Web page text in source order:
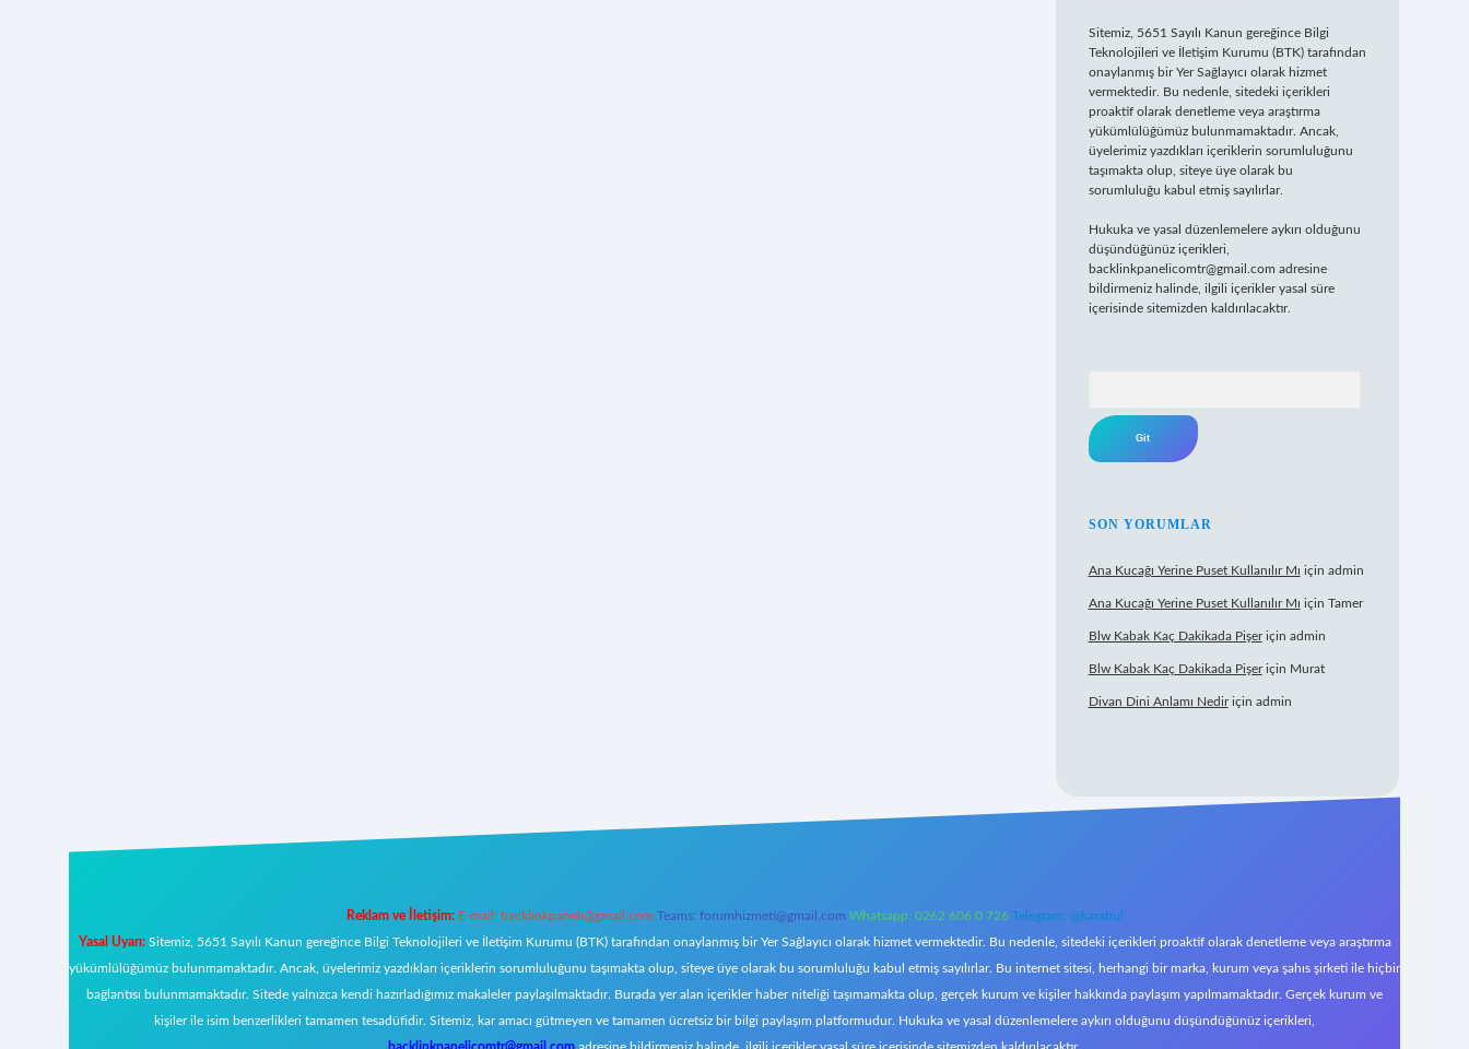
Sitemiz, 5651 Sayılı Kanun gereğince Bilgi
Teknolojileri ve İletişim Kurumu (BTK) tarafından
onaylanmış bir Yer Sağlayıcı olarak hizmet
vermektedir. Bu nedenle, sitedeki içerikleri
proaktif olarak denetleme veya araştırma
yükümlülüğümüz bulunmamaktadır. Ancak,
üyelerimiz yazdıkları içeriklerin sorumluluğunu
taşımakta olup, siteye üye olarak bu
sorumluluğu kabul etmiş sayılırlar.
Hukuka ve yasal düzenlemelere aykırı olduğunu
düşündüğünüz içerikleri,
backlinkpanelicomtr@gmail.com adresine
bildirmeniz halinde, ilgili içerikler yasal süre
içerisinde sitemizden kaldırılacaktır.
SON YORUMLAR
Ana Kucağı Yerine Puset Kullanılır Mı için admin
Ana Kucağı Yerine Puset Kullanılır Mı için Tamer
Blw Kabak Kaç Dakikada Pişeriçin admin
Blw Kabak Kaç Dakikada Pişeriçin Murat
Divan Dini Anlamı Nediriçin admin
Reklam ve İletişim: E-mail: backlinkpaneli@gmail.com Teams: forumhizmeti@gmail.com Whatsapp: 0262 606 0 726 Telegram: @karabul
Yasal Uyarı:Sitemiz, 5651 Sayılı Kanun gereğince Bilgi Teknolojileri ve İletişim Kurumu (BTK) tarafından onaylanmış bir Yer Sağlayıcı olarak hizmet vermektedir. Bu nedenle, sitedeki içerikleri proaktif olarak denetleme veya araştırma
yükümlülüğümüz bulunmamaktadır. Ancak, üyelerimiz yazdıkları içeriklerin sorumluluğunu taşımakta olup, siteye üye olarak bu sorumluluğu kabul etmiş sayılırlar. Bu internet sitesi, herhangi bir marka, kurum veya şahıs şirketi ile hiçbir
bağlantısı bulunmamaktadır. Sitede yalnızca kendi hazırladığımız makaleler paylaşılmaktadır. Burada yer alan içerikler haber niteliği taşımamakta olup, gerçek kurum ve kişiler hakkında paylaşım yapılmamaktadır. Gerçek kurum ve
kişiler ile isim benzerlikleri tamamen tesadüfidir. Sitemiz, kar amacı gütmeyen ve tamamen ücretsiz bir bilgi paylaşım platformudur. Hukuka ve yasal düzenlemelere aykırı olduğunu düşündüğünüz içerikleri,